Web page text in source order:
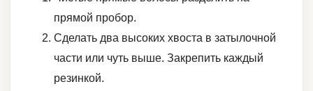
прямой пробор.
Сделать два высоких хвоста в затылочной
части или чуть выше. Закрепить каждый
резинкой.